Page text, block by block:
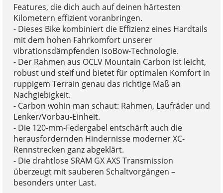
Features, die dich auch auf deinen härtesten
Kilometern effizient voranbringen.
- Dieses Bike kombiniert die Effizienz eines Hardtails
mit dem hohen Fahrkomfort unserer
vibrationsdämpfenden IsoBow-Technologie.
- Der Rahmen aus OCLV Mountain Carbon ist leicht,
robust und steif und bietet für optimalen Komfort in
ruppigem Terrain genau das richtige Maß an
Nachgiebigkeit.
- Carbon wohin man schaut: Rahmen, Laufräder und
Lenker/Vorbau-Einheit.
- Die 120-mm-Federgabel entschärft auch die
herausfordernden Hindernisse moderner XC-
Rennstrecken ganz abgeklärt.
- Die drahtlose SRAM GX AXS Transmission
überzeugt mit sauberen Schaltvorgängen –
besonders unter Last.